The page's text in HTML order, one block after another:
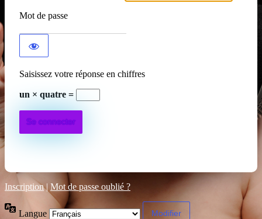
Mot de passe
Saisissez votre réponse en chiffres
un × quatre =
Inscription| Mot de passe oublié ?
Langue